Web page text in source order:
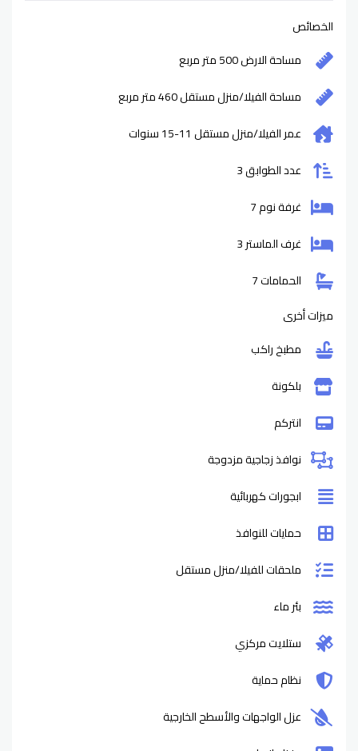
الخصائص
مساحة الارض 500 متر مربع
مساحة الفيلا/منزل مستقل 460 متر مربع
عمر الفيلا/منزل مستقل 11-15
سنوات
عدد الطوابق 3
غرفة نوم 7
غرف الماستر 3
الحمامات 7
ميزات أخرى
مطبخ راكب
بلكونة
انتركم
نوافذ زجاجية مزدوجة
ابجورات كهربائية
حمايات للنوافذ
ملحقات للفيلا/منزل مستقل
بئر ماء
ستلايت مركزي
نظام حماية
عزل الواجهات والأسطح الخارجية